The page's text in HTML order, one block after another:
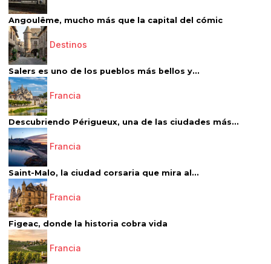
Angoulême, mucho más que la capital del cómic
Destinos
Salers es uno de los pueblos más bellos y...
Francia
Descubriendo Périgueux, una de las ciudades más...
Francia
Saint-Malo, la ciudad corsaria que mira al...
Francia
Figeac, donde la historia cobra vida
Francia